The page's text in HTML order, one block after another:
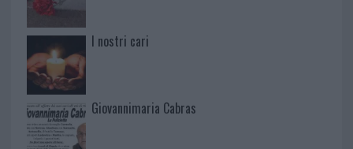
I nostri cari
Giovannimaria Cabras